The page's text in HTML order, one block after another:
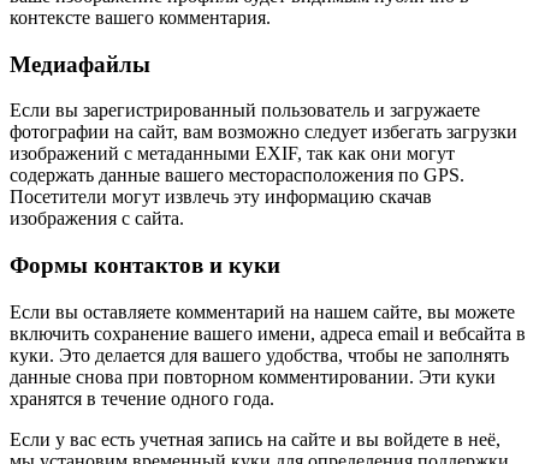
контексте вашего комментария.
Медиафайлы
Если вы зарегистрированный пользователь и загружаете
фотографии на сайт, вам возможно следует избегать загрузки
изображений с метаданными EXIF, так как они могут
содержать данные вашего месторасположения по GPS.
Посетители могут извлечь эту информацию скачав
изображения с сайта.
Формы контактов и куки
Если вы оставляете комментарий на нашем сайте, вы можете
включить сохранение вашего имени, адреса email и вебсайта в
куки. Это делается для вашего удобства, чтобы не заполнять
данные снова при повторном комментировании. Эти куки
хранятся в течение одного года.
Если у вас есть учетная запись на сайте и вы войдете в неё,